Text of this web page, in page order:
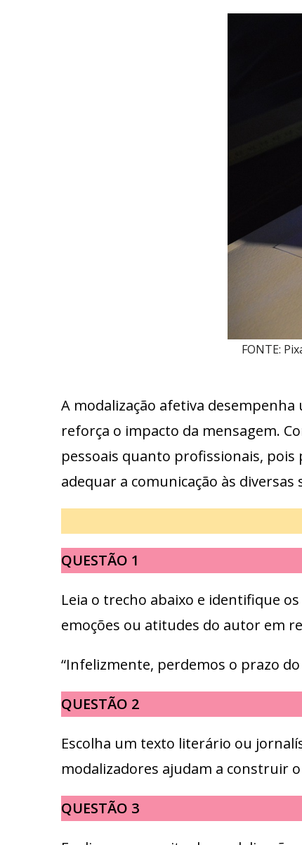
FONTE:
A modalização afetiva
reforça o impacto da mensagem.
pessoais quanto profissionais,
adequar a comunicação às
QUESTÃO 1
Leia o trecho abaixo e identifique
emoções ou atitudes do autor em
“Infelizmente, perdemos o prazo
QUESTÃO 2
Escolha um texto literário ou
modalizadores ajudam a construir
QUESTÃO 3